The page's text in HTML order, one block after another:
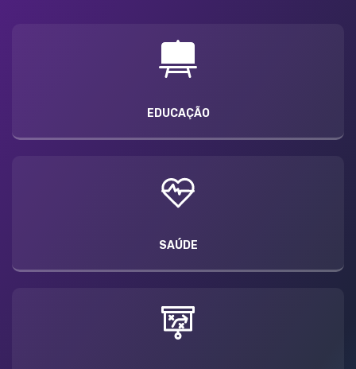
EDUCAÇÃO
SAÚDE